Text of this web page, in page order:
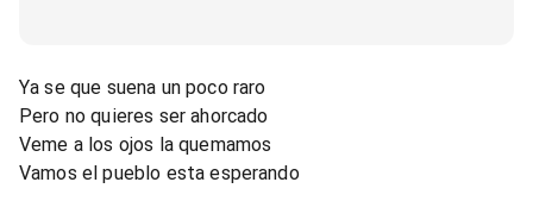
Ya se que suena un poco raro
Pero no quieres ser ahorcado
Veme a los ojos la quemamos
Vamos el pueblo esta esperando